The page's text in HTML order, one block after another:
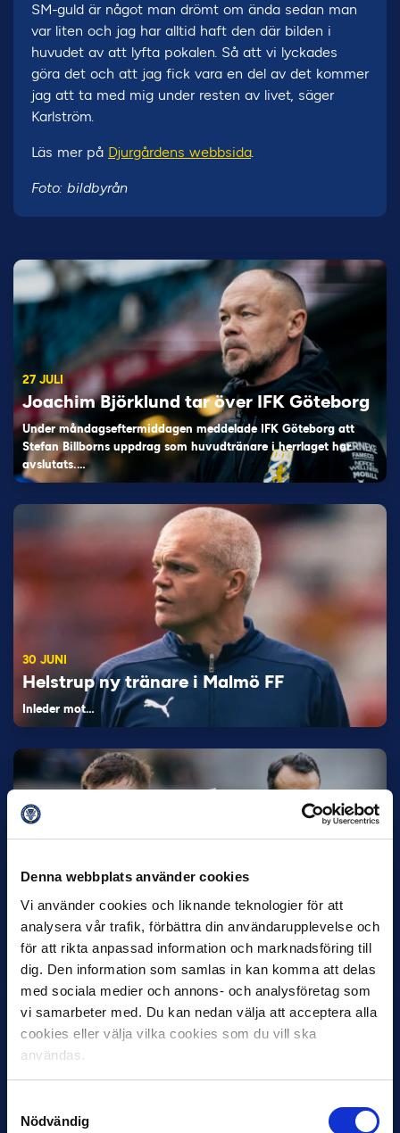
Denna webbplats använder cookies
Vi använder cookies och liknande teknologier för att
analysera vår trafik, förbättra din användarupplevelse och
för att rikta anpassad information och marknadsföring till
dig. Den information som samlas in kan komma att delas
med sociala medier och annons- och analysföretag som
vi samarbeter med. Du kan nedan välja att acceptera alla
cookies eller välja vilka cookies som du vill ska
användas.
Nödvändig
SM-guld är något man drömt om ända sedan man
var liten och jag har alltid haft den där bilden i
huvudet av att lyfta pokalen. Så att vi lyckades
göra det och att jag fick vara en del av det kommer
jag att ta med mig under resten av livet, säger
Karlström.
Läs mer på Djurgårdens webbsida.
Foto: bildbyrån
27 JULI
Joachim Björklund tar över IFK Göteborg
Under måndagseftermiddagen meddelade IFK Göteborg att
Stefan Billborns uppdrag som huvudtränare i herrlaget har
avslutats.…
30 JUNI
Helstrup ny tränare i Malmö FF
Inleder mot…
12 JUNI
Favorit i repris för Sirius i maj
Samma vinnare som i…
VM-spelare med förflutet i Allsvenskan